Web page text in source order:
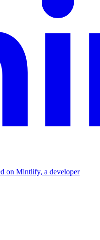
on Mintlify, a developer